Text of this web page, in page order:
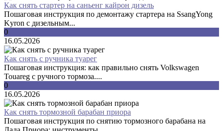
Как снять стартер на саньенг кайрон дизель
Пошаговая инструкция по демонтажу стартера на SsangYong
Kyron с дизельным...
0
16.05.2026
Как снять с ручника туарег
Пошаговая инструкция: как правильно снять Volkswagen
Touareg с ручного тормоза....
0
16.05.2026
Как снять тормозной барабан приора
Пошаговая инструкция по снятию тормозного барабана на